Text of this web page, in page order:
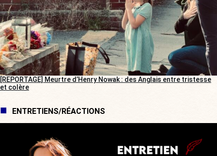
[REPORTAGE] Meurtre d’Henry Nowak : des Anglais entre tristesse
et colère
ENTRETIENS/RÉACTIONS